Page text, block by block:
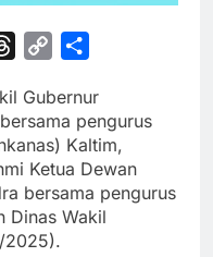
Threads
Copy
Gubernur
pengurus
Kaltim,
Ketua Dewan
bersama pengurus
Dinas Wakil
2025).